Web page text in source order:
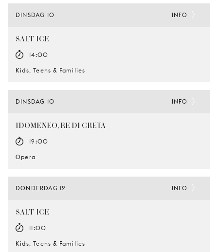
DINSDAG 10
SALT-ICE
14:00
Kids, Teens & Families
INFO
DINSDAG 10
IDOMENEO, RE DI CRETA
19:00
Opera
INFO
DONDERDAG 12
SALT-ICE
11:00
Kids, Teens & Families
INFO